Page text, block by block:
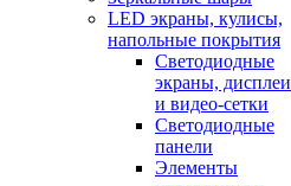
LED экраны, кулисы,
напольные покрытия
Светодиодные
экраны, дисплеи
и видео-сетки
Светодиодные
панели
Элементы